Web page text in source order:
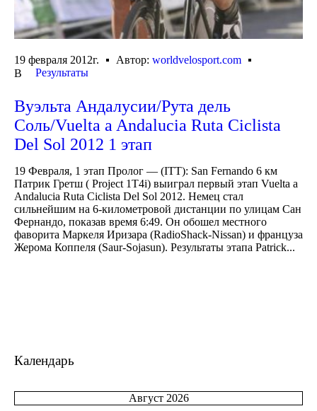
19 февраля 2012г. Автор: worldvelosport.com
В
Результаты
Вуэльта Андалусии/Рута дель
Соль/Vuelta a Andalucia Ruta Ciclista
Del Sol 2012 1 этап
19 Февраля, 1 этап Пролог — (ITT): San Fernando 6 км
Патрик Гретш ( Project 1T4i) выиграл первый этап Vuelta a
Andalucia Ruta Ciclista Del Sol 2012. Немец стал
сильнейшим на 6-километровой дистанции по улицам Сан
Фернандо, показав время 6:49. Он обошел местного
фаворита Маркеля Иризара (RadioShack-Nissan) и француза
Жерома Коппеля (Saur-Sojasun). Результаты этапа Patrick...
Календарь
Август 2026